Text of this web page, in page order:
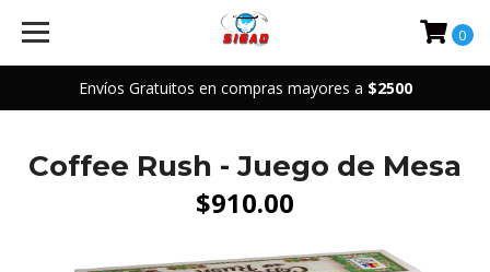
Envíos Gratuitos en compras mayores a $2500
0
Coffee Rush - Juego de Mesa
$910.00